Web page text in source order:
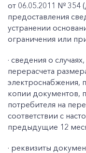
от 06.05.2011 № 354
предоставления
устранении
ограничения или
· сведения о
перерасчета
электроснабжения,
копии документов,
потребителя на
соответствии с
предыдущие 12
· реквизиты